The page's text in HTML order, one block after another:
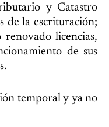
y Catastro
de la escrituración;
licencias,
de sus
temporal y ya no